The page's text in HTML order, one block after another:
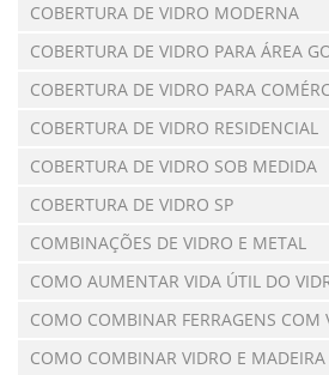
COBERTURA DE VIDRO MODERNA
COBERTURA DE VIDRO PARA ÁREA
COBERTURA DE VIDRO PARA
COBERTURA DE VIDRO RESIDENCIAL
COBERTURA DE VIDRO SOB MEDIDA
COBERTURA DE VIDRO SP
COMBINAÇÕES DE VIDRO E METAL
COMO AUMENTAR VIDA ÚTIL DO
COMO COMBINAR FERRAGENS COM
COMO COMBINAR VIDRO E MADEIRA